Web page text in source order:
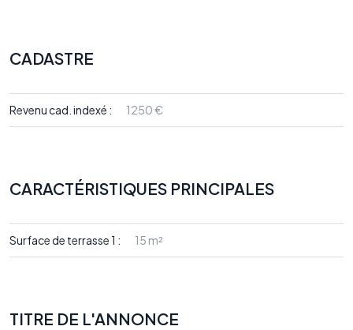
CADASTRE
Revenu cad. indexé : 1250 €
CARACTÉRISTIQUES PRINCIPALES
Surface de terrasse 1 : 15 m²
TITRE DE L'ANNONCE